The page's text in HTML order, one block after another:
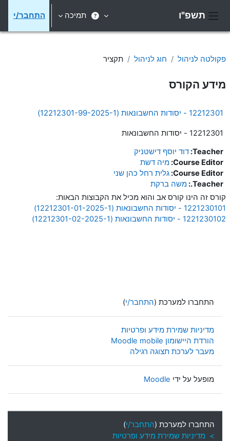
תשפ"ו תמיכה התחבר/י
פקולטה לניהול חוג לניהול תקציר
מידע הקורס
12212301 - יסודות החשבונאות (12212301-99-2025-1)
12212301 - יסודות החשבונאות
Teacher: דוד יוסף דישטניק
Course Editor: מיה דשת
Course Editor: גלית רחל כהן שני
Teacher.:
משה ברקת
קורס זה הינו קורס אב והוא מכיל את הקבוצות הבאות:
1221230101 - יסודות החשבונאות (12212301-01-2025-1)
1221230102 - יסודות החשבונאות (12212301-02-2025-1)
התחברו למערכת (התחבר/י)
מדיניות שמירת מידע ופרטיות
הורדת היישומון Moodle mobile
מעבר לערכת תצוגה רגילה
מופעל על ידי Moodle
התחברו למערכת (התחבר/י)
> מדיניות שמירת מידע ופרטיות